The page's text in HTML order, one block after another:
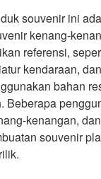
souvenir ini
kenang-
referensi,
kendaraan,
bahan
Beberapa
kenangan,
souvenir